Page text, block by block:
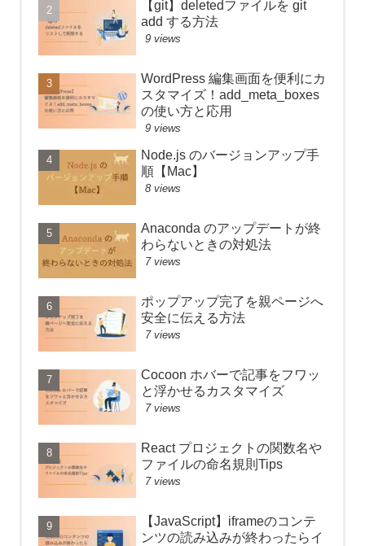
【git】deletedファイルを git
add する方法
9 views
WordPress 編集画面を便利にカ
スタマイズ！add_meta_boxes
の使い方と応用
9 views
Node.js のバージョンアップ手
順【Mac】
8 views
Anaconda のアップデートが終
わらないときの対処法
7 views
ポップアップ完了を親ページへ
安全に伝える方法
7 views
Cocoon ホバーで記事をフワッ
と浮かせるカスタマイズ
7 views
React プロジェクトの関数名や
ファイルの命名規則Tips
7 views
【JavaScript】iframeのコンテ
ンツの読み込みが終わったらイ